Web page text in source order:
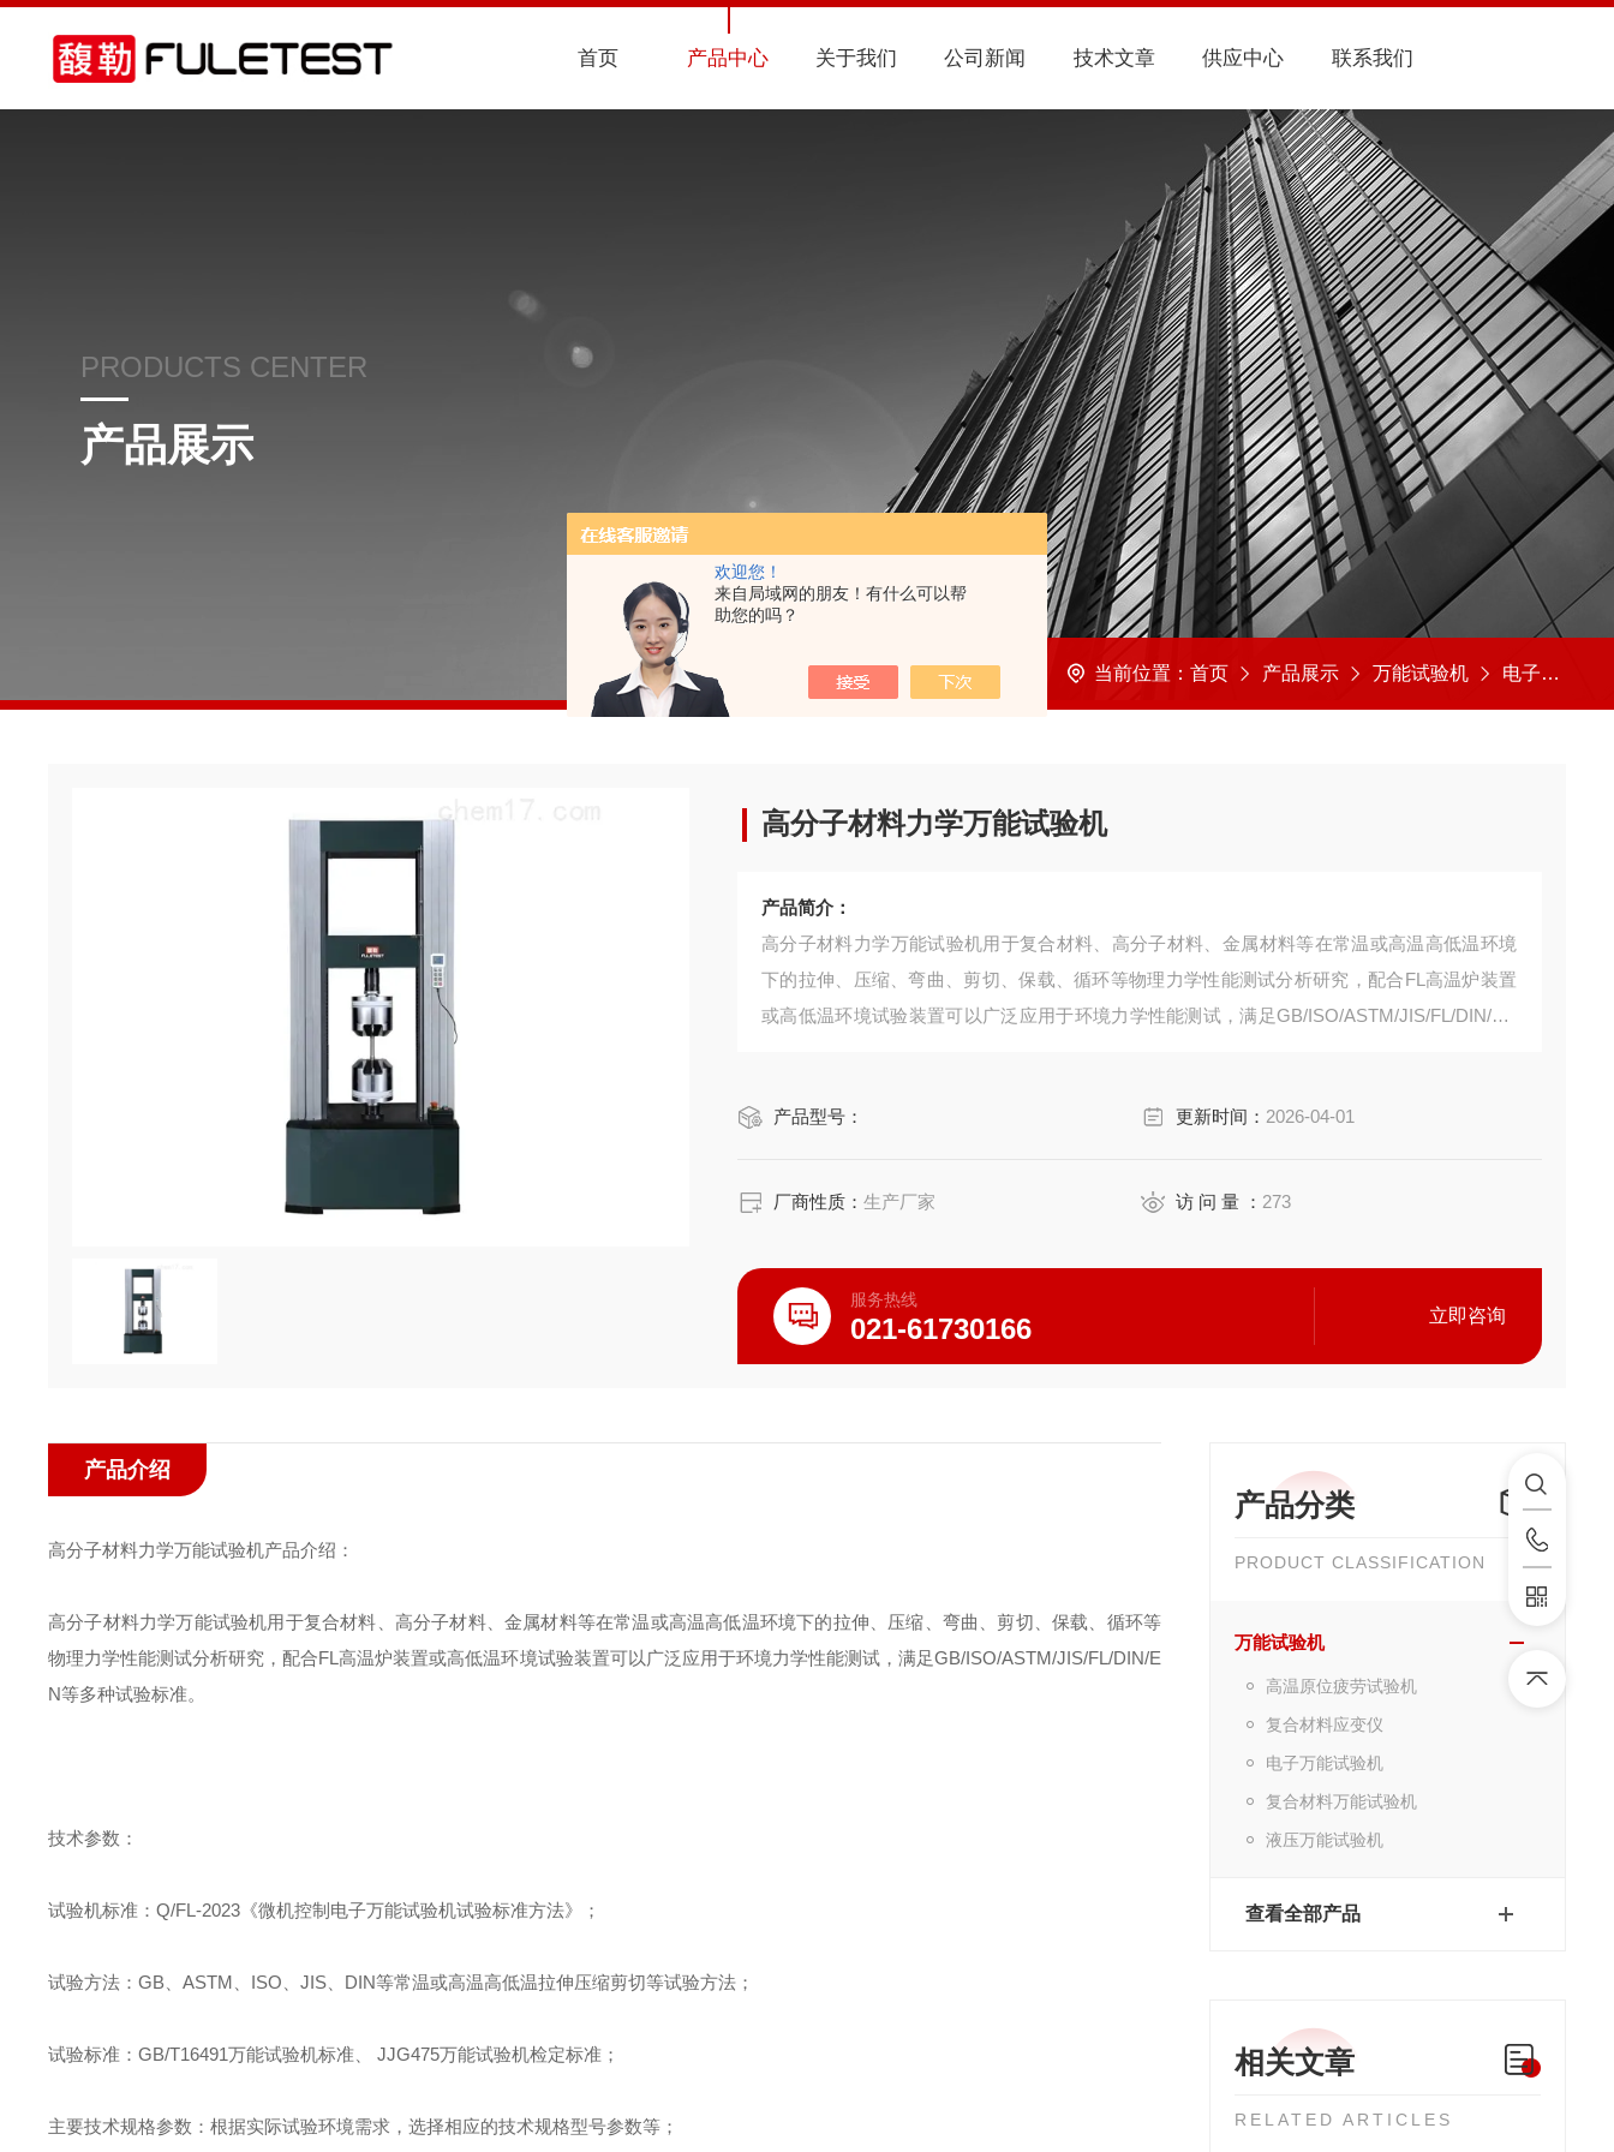
欢迎您！
来自局域网的朋友！有什么可以帮
助您的吗？
首页 产品中心 关于我们 公司新闻 技术文章 供应中心 联系我们
PRODUCTS CENTER
产品展示
当前位置： 首页 产品展示 万能试验机 电子万能试验机
高分子材料力学万能试验机
产品简介：
高分子材料力学万能试验机用于复合材料、高分子材料、金属材料等在常温或高温高低温环境
下的拉伸、压缩、弯曲、剪切、保载、循环等物理力学性能测试分析研究，配合FL高温炉装置
或高低温环境试验装置可以广泛应用于环境力学性能测试，满足GB/ISO/ASTM/JIS/FL/DIN/EN
产品型号： 更新时间： 2026-04-01
厂商性质：生产厂家 访 问 量 ： 273
服务热线
021-61730166 立即咨询
产品分类
PRODUCT CLASSIFICATION
万能试验机
高温原位疲劳试验机
复合材料应变仪
电子万能试验机
复合材料万能试验机
液压万能试验机
查看全部产品
相关文章
RELATED ARTICLES
产品介绍
高分子材料力学万能试验机产品介绍：
高分子材料力学万能试验机用于复合材料、高分子材料、金属材料等在常温或高温高低温环境下的拉伸、压缩、弯曲、剪切、保载、循环等
物理力学性能测试分析研究，配合FL高温炉装置或高低温环境试验装置可以广泛应用于环境力学性能测试，满足GB/ISO/ASTM/JIS/FL/DIN/E
N等多种试验标准。
技术参数：
试验机标准： Q/FL-2023 《微机控制电子万能试验机试验标准方法》；
试验方法： GB ASTM ISO JIS DIN等常温或高温高低温拉伸压缩剪切等试验方法；
试验标准： GB/T16491万能试验机标准、 JJG475万能试验机检定标准；
主要技术规格参数：根据实际试验环境需求，选择相应的技术规格型号参数等；